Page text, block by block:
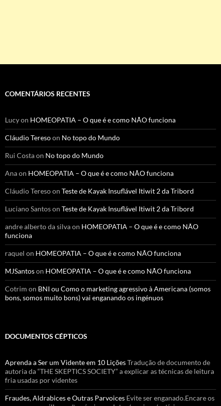
COMENTÁRIOS RECENTES
Lucyon HOMEOPATIA – O que é e como NÃO funciona
Cláudio Teresoon No topo do Mundo
Rui Costaon No topo do Mundo
Anaon HOMEOPATIA – O que é e como NÃO funciona
Cláudio Teresoon Teste de Kayak Insuflável Itiwit 2 da Tribord
Luciano Santoson Teste de Kayak Insuflável Itiwit 2 da Tribord
andre alberto da silvaon HOMEOPATIA – O que é e como NÃO
funciona
raquel on HOMEOPATIA – O que é e como NÃO funciona
MJSantoson HOMEOPATIA – O que é e como NÃO funciona
Cotrim on BNI ou Como o marketing agressivo à Americana (somos
bons, somos muito bons) vai enganando os ingénuos
DOCUMENTOS CÉPTICOS
Aprenda a Ser um Vidente em 10 LiçõesTradução de documento de
autoria da “THE SKEPTICS SOCIETY” a explicar as técnicas de leitura
fria usadas por videntes
Fraudes, Aldrabices e Outras Parvoices Evite ser enganado.Encare os